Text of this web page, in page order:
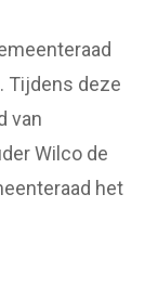
Tijdens deze
van
Wilco de
het